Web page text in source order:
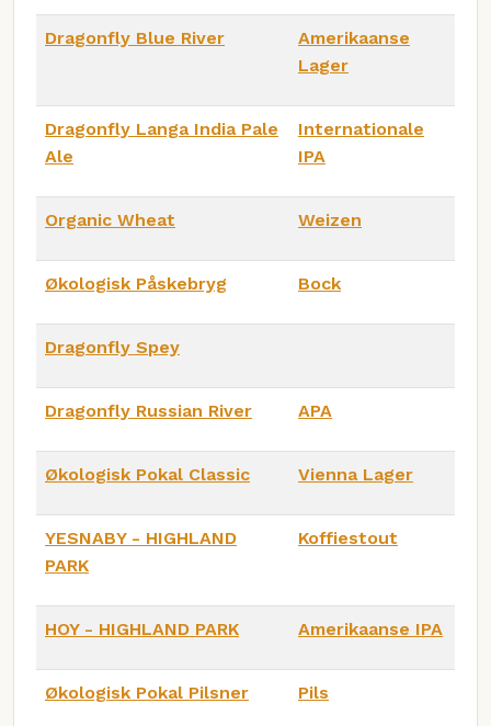
Dragonfly Blue River
Amerikaanse
Lager
Dragonfly Langa India Pale
Ale
Internationale
IPA
Organic Wheat Weizen
Økologisk Påskebryg Bock
Dragonfly Spey
Dragonfly Russian River APA
Økologisk Pokal Classic Vienna Lager
YESNABY - HIGHLAND
PARK
Koffiestout
HOY - HIGHLAND PARK Amerikaanse IPA
Økologisk Pokal Pilsner Pils